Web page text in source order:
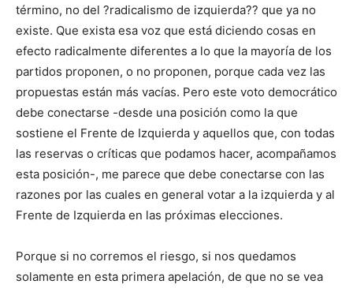
término, no del ?radicalismo de izquierda?? que ya no
existe. Que exista esa voz que está diciendo cosas en
efecto radicalmente diferentes a lo que la mayoría de los
partidos proponen, o no proponen, porque cada vez las
propuestas están más vacías. Pero este voto democrático
debe conectarse -desde una posición como la que
sostiene el Frente de Izquierda y aquellos que, con todas
las reservas o críticas que podamos hacer, acompañamos
esta posición-, me parece que debe conectarse con las
razones por las cuales en general votar a la izquierda y al
Frente de Izquierda en las próximas elecciones.
Porque si no corremos el riesgo, si nos quedamos
solamente en esta primera apelación, de que no se vea